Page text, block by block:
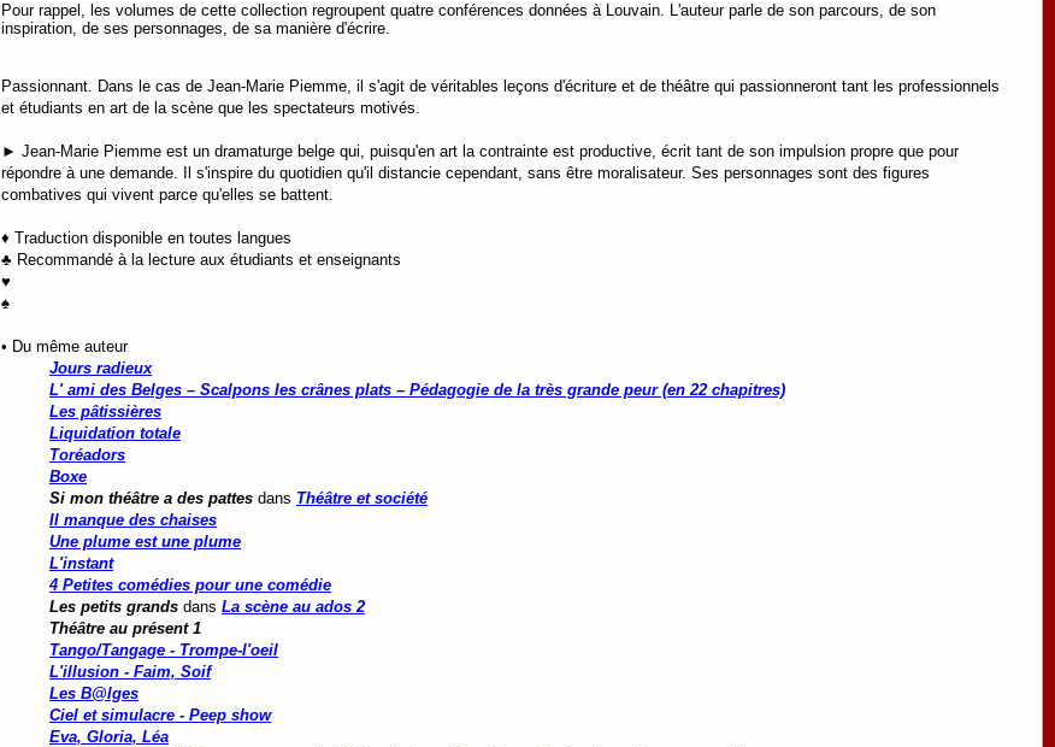
Pour rappel, les volumes de cette collection regroupent quatre conférences données à Louvain. L'auteur parle de son parcours, de son
inspiration, de ses personnages, de sa manière d'écrire.
Passionnant. Dans le cas de Jean-Marie Piemme, il s'agit de véritables leçons d'écriture et de théâtre qui passionneront tant les professionnels
et étudiants en art de la scène que les spectateurs motivés.
► Jean-Marie Piemme est un dramaturge belge qui, puisqu'en art la contrainte est productive, écrit tant de son impulsion propre que pour
répondre à une demande. Il s'inspire du quotidien qu'il distancie cependant, sans être moralisateur. Ses personnages sont des figures
combatives qui vivent parce qu'elles se battent.
♦ Traduction disponible en toutes langues
♣ Recommandé à la lecture aux étudiants et enseignants
♥
♠
• Du même auteur
Jours radieux
L' ami des Belges – Scalpons les crânes plats – Pédagogie de la très grande peur (en 22 chapitres)
Les pâtissières
Liquidation totale
Toréadors
Boxe
Si mon théâtre a des pattes dans Théâtre et société
Il manque des chaises
Une plume est une plume
L'instant
4 Petites comédies pour une comédie
Les petits grands dans La scène au ados 2
Théâtre au présent 1
Tango/Tangage - Trompe-l'oeil
L'illusion - Faim, Soif
Les B@lges
Ciel et simulacre - Peep show
Eva, Gloria, Léa